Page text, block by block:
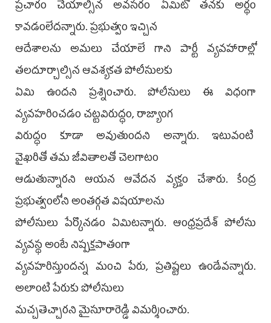
ప్రచారం చేయాల్సిన అవసరం ఏమిటో తనకు అర్థం
కావడంలేదన్నారు. ప్రభుత్వం ఇచ్చిన
ఆదేశాలను అమలు చేయాలే గాని పార్టీ వ్యవహారాల్లో
తలదూర్చాల్సిన ఆవశ్యకత పోలీసులకు
ఏమి ఉందని ప్రశ్నించారు. పోలీసులు ఈ విధంగా
వ్యవహరించడం చట్టవిరుద్ధం, రాజ్యాంగ
విరుద్ధం కూడా అవుతుందని అన్నారు. ఇటువంటి
వైఖరితో తమ జీవితాలతో చెలగాటం
ఆడుతున్నారని ఆయన ఆవేదన వ్యక్తం చేశారు. కేంద్ర
ప్రభుత్వంలోని అంతర్గత విషయాలను
పోలీసులు పేర్కొనడం ఏమిటన్నారు. ఆంధ్రప్రదేశ్ పోలీసు
వ్యవస్థ అంటే నిష్పక్షపాతంగా
వ్యవహరిస్తుందన్న మంచి పేరు, ప్రతిష్టలు ఉండేవన్నారు.
అలాంటి పేరుకు పోలీసులు
మచ్చతెచ్చారని మైసూరారెడ్డి విమర్శించారు.